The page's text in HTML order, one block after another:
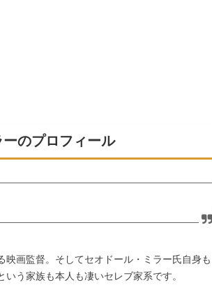
のプロフィール
画監督。そしてセオドール・ミラー氏自身も
う家族も本人も凄いセレブ家系です。